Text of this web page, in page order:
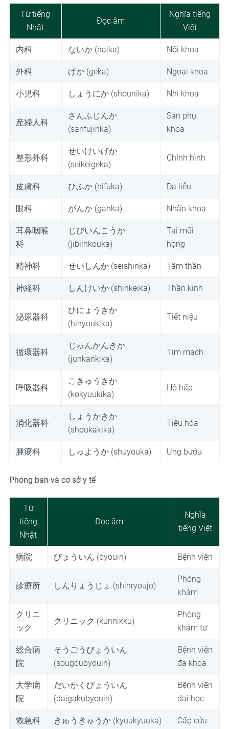
Từ tiếng
Nhật
Đọc âm
Nghĩa tiếng
Việt
内科 ないか (naika) Nội khoa
外科 げか (geka) Ngoại khoa
小児科 しょうにか (shounika) Nhi khoa
産婦人科
さんふじんか
(sanfujinka)
Sản phụ
khoa
整形外科
せいけいげか
(seikeigeka)
Chỉnh hình
皮膚科 ひふか (hifuka) Da liễu
眼科 がんか (ganka) Nhãn khoa
耳鼻咽喉
科
じびいんこうか
(jibiinkouka)
Tai mũi
họng
精神科 せいしんか (seishinka) Tâm thần
神経科 しんけいか (shinkeika) Thần kinh
泌尿器科
ひにょうきか
(hinyoukika)
Tiết niệu
循環器科
じゅんかんきか
(junkankika)
Tim mạch
呼吸器科
こきゅうきか
(kokyuukika)
Hô hấp
消化器科
しょうかきか
(shoukakika)
Tiêu hóa
腫瘍科 しゅようか (shuyouka) Ung bướu
Phòng ban và cơ sở y tế
Từ
tiếng
Nhật
Đọc âm
Nghĩa
tiếng Việt
病院 びょういん (byouin) Bệnh viện
診療所 しんりょうじょ (shinryoujo)
Phòng
khám
クリニ
ック
クリニック (kurinikku)
Phòng
khám tư
総合病
院
そうごうびょういん
(sougoubyouin)
Bệnh viện
đa khoa
大学病
院
だいがくびょういん
(daigakubyouin)
Bệnh viện
đại học
救急科 きゅうきゅうか (kyuukyuuka) Cấp cứu